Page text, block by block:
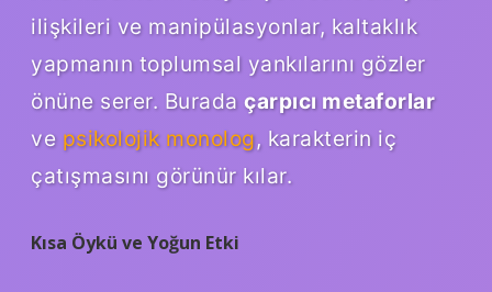
ilişkileri ve manipülasyonlar, kaltaklık
yapmanın toplumsal yankılarını gözler
önüne serer. Burada çarpıcı metaforlar
ve psikolojik monolog, karakterin iç
çatışmasını görünür kılar.
Kısa Öykü ve Yoğun Etki